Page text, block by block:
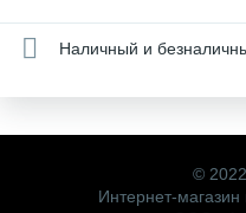
Наличный и
©
Интернет-магазин